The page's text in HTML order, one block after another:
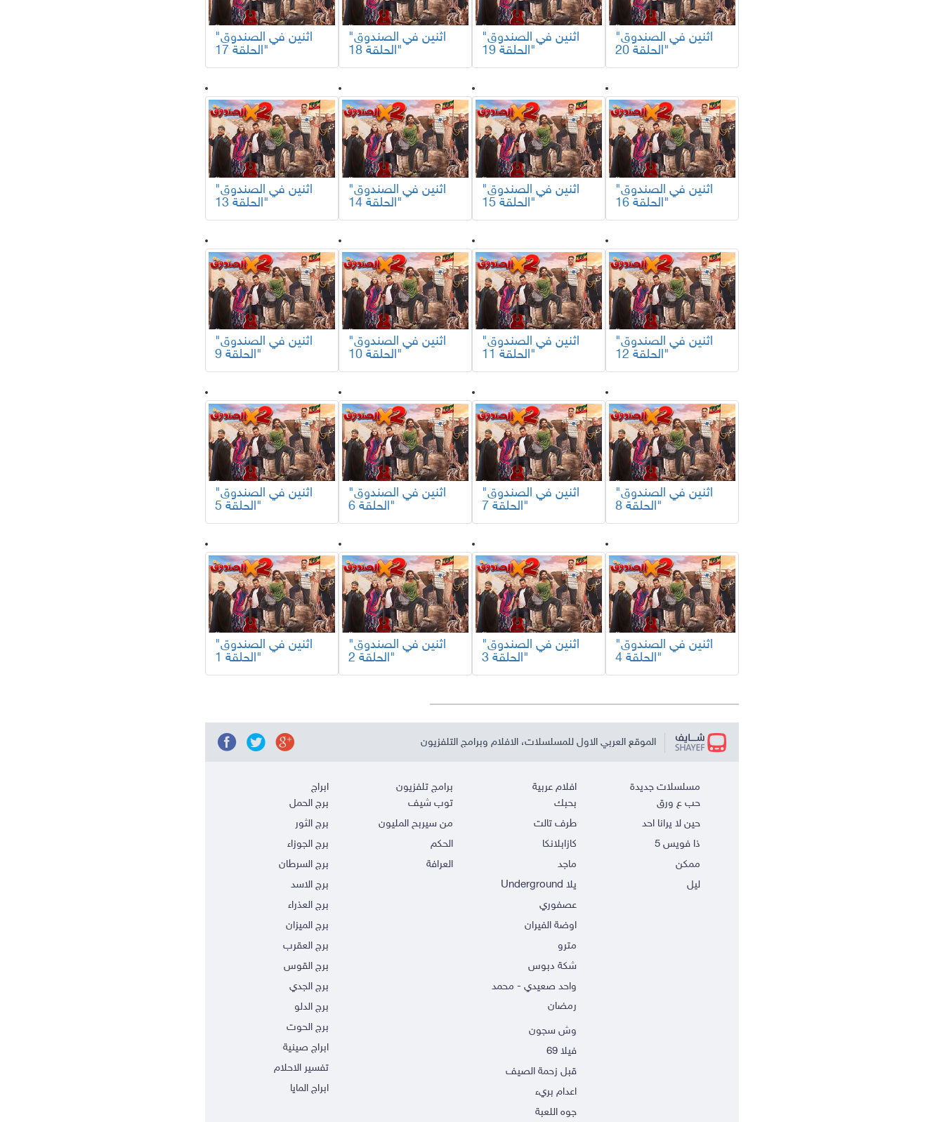
"اثنين في الصندوق
الحلقة 20"
"اثنين في الصندوق
الحلقة 19"
"اثنين في الصندوق
الحلقة 18"
"اثنين في الصندوق
الحلقة 17"
"اثنين في الصندوق
الحلقة 16"
"اثنين في الصندوق
الحلقة 15"
"اثنين في الصندوق
الحلقة 14"
"اثنين في الصندوق
الحلقة 13"
"اثنين في الصندوق
الحلقة 12"
"اثنين في الصندوق
الحلقة 11"
"اثنين في الصندوق
الحلقة 10"
"اثنين في الصندوق
الحلقة 9"
"اثنين في الصندوق
الحلقة 8"
"اثنين في الصندوق
الحلقة 7"
"اثنين في الصندوق
الحلقة 6"
"اثنين في الصندوق
الحلقة 5"
"اثنين في الصندوق
الحلقة 4"
"اثنين في الصندوق
الحلقة 3"
"اثنين في الصندوق
الحلقة 2"
"اثنين في الصندوق
الحلقة 1"
الموقع العربي الاول للمسلسلات، الافلام وبرامج التلفزيون
مسلسلات جديدة
حب ع ورق
حين لا يرانا احد
ذا فويس 5
ممكن
ليل
افلام عربية
بحبك
طرف تالت
كازابلانكا
ماجد
يلا Underground
عصفوري
اوضة الفيران
مترو
شكة دبوس
واحد صعيدي - محمد
رمضان
وش سجون
فيلا 69
قبل زحمة الصيف
اعدام بريء
جوه اللعبة
برامج تلفزيون
توب شيف
من سيربح المليون
الحكم
العرافة
ابراج
برج الحمل
برج الثور
برج الجوزاء
برج السرطان
برج الاسد
برج العذراء
برج الميزان
برج العقرب
برج القوس
برج الجدي
برج الدلو
برج الحوت
ابراج صينية
تفسير الاحلام
ابراج المايا